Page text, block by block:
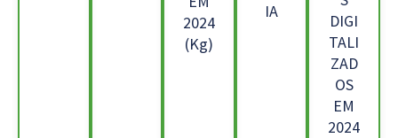
2024
(Kg)
IA
DIGI
TALI
ZAD
OS
EM
2024